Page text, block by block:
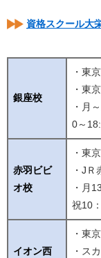
資格スクール大
銀座校
・東
・東
・月
0～
赤羽ビビ
オ校
・東
・J
・月
祝10
イオン西
・東
・ス